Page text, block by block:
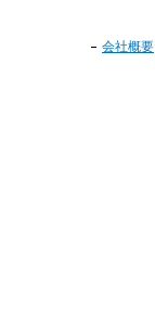
会社概要